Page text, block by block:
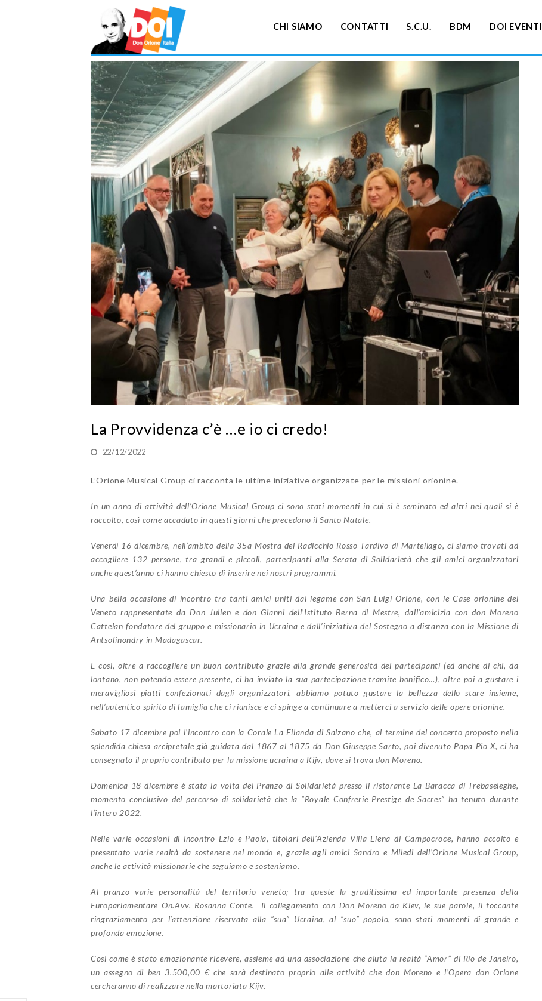
CHI SIAMO CONTATTI S.C.U. BDM DOI EVENTI
La Provvidenza c’è …e io ci credo!
22/12/2022
L’Orione Musical Group ci racconta le ultime iniziative organizzate per le missioni orionine.
In un anno di attività dell’Orione Musical Group ci sono stati momenti in cui si è seminato ed altri nei quali si è
raccolto, così come accaduto in questi giorni che precedono il Santo Natale.
Venerdì 16 dicembre, nell’ambito della 35a Mostra del Radicchio Rosso Tardivo di Martellago, ci siamo trovati ad
accogliere 132 persone, tra grandi e piccoli, partecipanti alla Serata di Solidarietà che gli amici organizzatori
anche quest’anno ci hanno chiesto di inserire nei nostri programmi.
Una bella occasione di incontro tra tanti amici uniti dal legame con San Luigi Orione, con le Case orionine del
Veneto rappresentate da Don Julien e don Gianni dell’Istituto Berna di Mestre, dall’amicizia con don Moreno
Cattelan fondatore del gruppo e missionario in Ucraina e dall’iniziativa del Sostegno a distanza con la Missione di
Antsofinondry in Madagascar.
E così, oltre a raccogliere un buon contributo grazie alla grande generosità dei partecipanti (ed anche di chi, da
lontano, non potendo essere presente, ci ha inviato la sua partecipazione tramite bonifico…), oltre poi a gustare i
meravigliosi piatti confezionati dagli organizzatori, abbiamo potuto gustare la bellezza dello stare insieme,
nell’autentico spirito di famiglia che ci riunisce e ci spinge a continuare a metterci a servizio delle opere orionine.
Sabato 17 dicembre poi l’incontro con la Corale La Filanda di Salzano che, al termine del concerto proposto nella
splendida chiesa arcipretale già guidata dal 1867 al 1875 da Don Giuseppe Sarto, poi divenuto Papa Pio X, ci ha
consegnato il proprio contributo per la missione ucraina a Kijv, dove si trova don Moreno.
Domenica 18 dicembre è stata la volta del Pranzo di Solidarietà presso il ristorante La Baracca di Trebaseleghe,
momento conclusivo del percorso di solidarietà che la “Royale Confrerie Prestige de Sacres” ha tenuto durante
l’intero 2022.
Nelle varie occasioni di incontro Ezio e Paola, titolari dell’Azienda Villa Elena di Campocroce, hanno accolto e
presentato varie realtà da sostenere nel mondo e, grazie agli amici Sandro e Miledi dell’Orione Musical Group,
anche le attività missionarie che seguiamo e sosteniamo.
Al pranzo varie personalità del territorio veneto; tra queste la graditissima ed importante presenza della
Europarlamentare On.Avv. Rosanna Conte. Il collegamento con Don Moreno da Kiev, le sue parole, il toccante
ringraziamento per l’attenzione riservata alla “sua” Ucraina, al “suo” popolo, sono stati momenti di grande e
profonda emozione.
Così come è stato emozionante ricevere, assieme ad una associazione che aiuta la realtà “Amor” di Rio de Janeiro,
un assegno di ben 3.500,00 € che sarà destinato proprio alle attività che don Moreno e l’Opera don Orione
cercheranno di realizzare nella martoriata Kijv.